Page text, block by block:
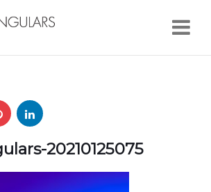
20210125075